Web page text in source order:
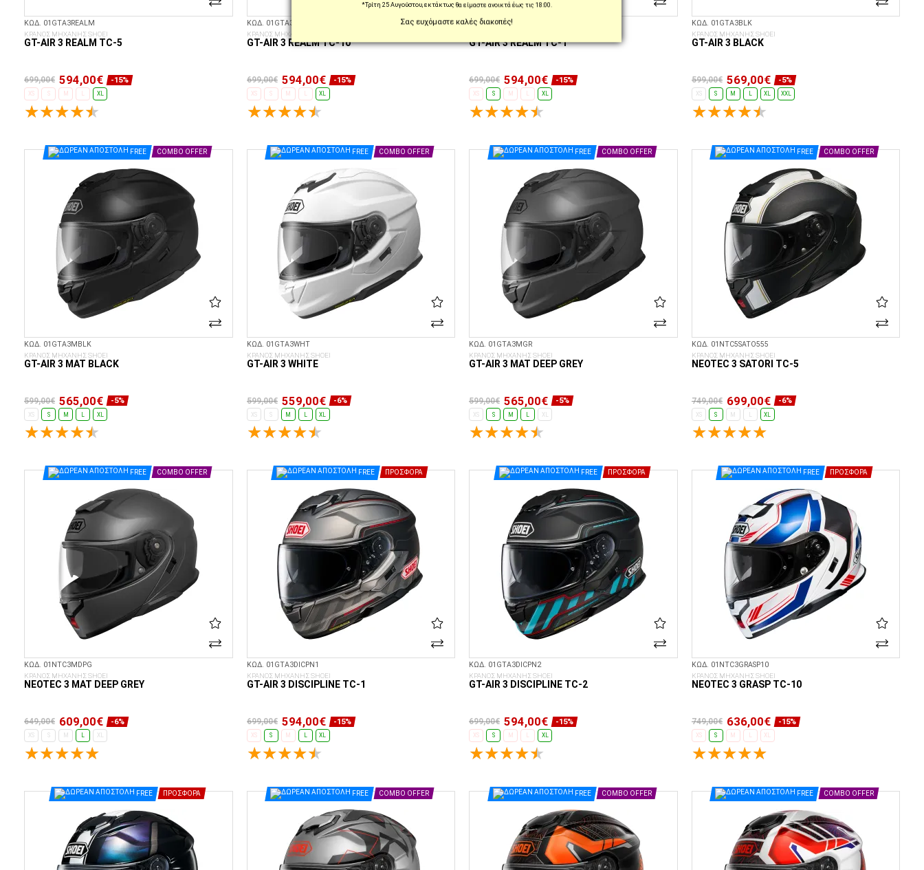
ΚΩΔ. 01GTA3REALM
ΚΡΑΝΟΣ ΜΗΧΑΝΗΣ SHOEI
GT-AIR 3 REALM TC-5
699,00€ 594,00€ -15%
XS S M L XL
ΚΩΔ. 01GTA3REALM10
ΚΡΑΝΟΣ ΜΗΧΑΝΗΣ SHOEI
GT-AIR 3 REALM TC-10
699,00€ 594,00€ -15%
XS S M L XL
ΚΩΔ. 01GTA3REALM1
GT-AIR 3 REALM TC-1
699,00€ 594,00€ -15%
XS S M L XL
ΚΩΔ. 01GTA3BLK
ΚΡΑΝΟΣ ΜΗΧΑΝΗΣ SHOEI
GT-AIR 3 BLACK
599,00€ 569,00€ -5%
XS S M L XL XXL
FREE COMBO OFFER
ΚΩΔ. 01GTA3MBLK
ΚΡΑΝΟΣ ΜΗΧΑΝΗΣ SHOEI
GT-AIR 3 MAT BLACK
599,00€ 565,00€ -5%
XS S M XL
FREE COMBO OFFER
ΚΩΔ. 01GTA3WHT
ΚΡΑΝΟΣ ΜΗΧΑΝΗΣ SHOEI
GT-AIR 3 WHITE
599,00€ 559,00€ -6%
XS S M XL
FREE COMBO OFFER
ΚΩΔ. 01GTA3MGR
ΚΡΑΝΟΣ ΜΗΧΑΝΗΣ SHOEI
GT-AIR 3 MAT DEEP GREY
599,00€ 565,00€ -5%
XS S M XL
FREE COMBO OFFER
ΚΩΔ. 01NTC5SATO555
ΚΡΑΝΟΣ ΜΗΧΑΝΗΣ SHOEI
NEOTEC 3 SATORI TC-5
749,00€ 699,00€ -6%
XS S XL
FREE COMBO OFFER
ΚΩΔ. 01NTC3MDPG
ΚΡΑΝΟΣ ΜΗΧΑΝΗΣ SHOEI
NEOTEC 3 MAT DEEP GREY
649,00€ 609,00€ -6%
XS S L XL
FREE ΠΡΟΣΦΟΡΆ
ΚΩΔ. 01GTA3DICPN1
ΚΡΑΝΟΣ ΜΗΧΑΝΗΣ SHOEI
GT-AIR 3 DISCIPLINE TC-1
699,00€ 594,00€ -15%
XS S M L XL
FREE ΠΡΟΣΦΟΡΆ
ΚΩΔ. 01GTA3DICPN2
ΚΡΑΝΟΣ ΜΗΧΑΝΗΣ SHOEI
GT-AIR 3 DISCIPLINE TC-2
699,00€ 594,00€ -15%
XS S M L XL
FREE ΠΡΟΣΦΟΡΆ
ΚΩΔ. 01NTC3GRASP10
ΚΡΑΝΟΣ ΜΗΧΑΝΗΣ SHOEI
NEOTEC 3 GRASP TC-10
749,00€ 636,00€ -15%
XS S M L XL
FREE ΠΡΟΣΦΟΡΆ FREE COMBO OFFER FREE COMBO OFFER FREE COMBO OFFER
*Τρίτη 25 Αυγούστου, εκτάκτως θα είμαστε ανοικτά έως τις 18:00.
Σας ευχόμαστε καλές διακοπές!